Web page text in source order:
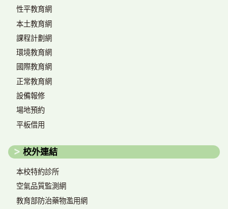
性平教育網
本土教育網
課程計劃網
環境教育網
國際教育網
正常教育網
設備報修
場地預約
平板借用
校外連結
本校特約診所
空氣品質監測網
教育部防治藥物濫用網